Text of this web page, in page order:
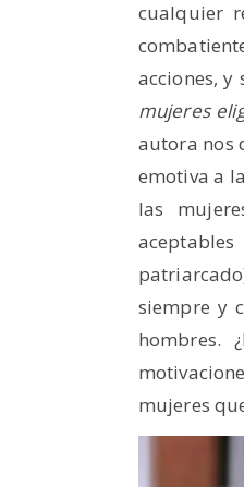
cualquier
acciones,
mujeres
autora nos
emotiva a
las
siempre y
hombres.
mujeres